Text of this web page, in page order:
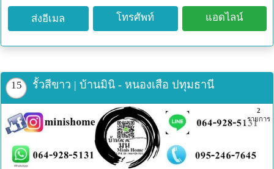
แต่งงาน งานบวช วันสำคัญต่างๆ
- จำหน่ายสวนถาด สวนกระถาง รับจัดตู้ปลาสวยงาม
สนใจสอบถามรายละเอียดและเรียกใช้บริการได้ที่
คุณเกียรติ
โทร 0892423486 ไลน์ไอดี Love_aholic_
รับชมผลงานได้ที่
Tiktok : @kiatt2523
Ig : SKGardent
Facebook : สวนสวยฟ้าใส
ส่งอีเมล โทรศัพท์ แอดไลน์
15 รั้วสีขาว | บ้านมินิ - หนองเสือ ปทุมธานี
2
รายการ